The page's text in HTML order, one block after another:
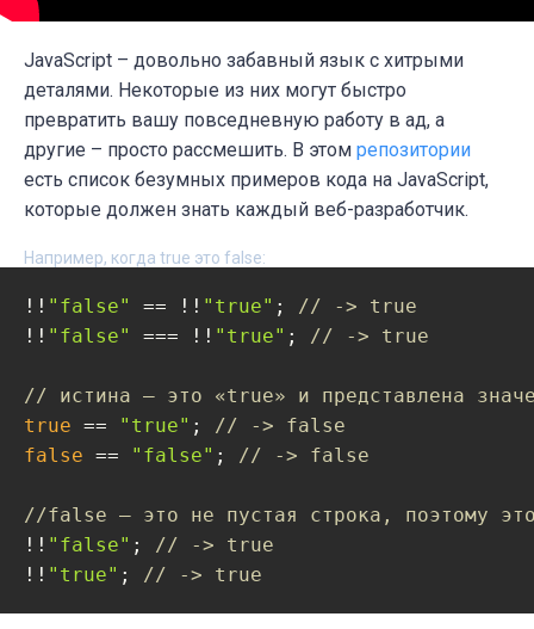
JavaScript – довольно забавный язык с хитрыми
деталями. Некоторые из них могут быстро
превратить вашу повседневную работу в ад, а
другие – просто рассмешить. В этом репозитории
есть список безумных примеров кода на JavaScript,
которые должен знать каждый веб-разработчик.
Например, когда true это false:
!! "false" == !! "true" ; // -> true
!! "false" === !! "true" ; // -> true
// истина – это «true» и представлена
true == "true" ; // -> false
false == "false" ; // -> false
//false – это не пустая строка, поэтому это
!! "false" ; // -> true
!! "true" ; // -> true